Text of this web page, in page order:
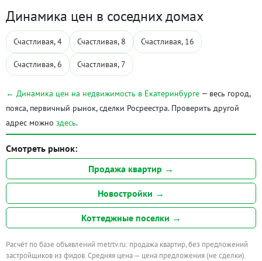
Динамика цен в соседних домах
Счастливая, 4 Счастливая, 8 Счастливая, 16
Счастливая, 6 Счастливая, 7
← Динамика цен на недвижимость в Екатеринбурге — весь город,
пояса, первичный рынок, сделки Росреестра. Проверить другой
адрес можно здесь.
Смотреть рынок:
Продажа квартир →
Новостройки →
Коттеджные поселки →
Расчёт по базе объявлений metrtv.ru: продажа квартир, без предложений
застройщиков из фидов. Средняя цена — цена предложения (не сделки).